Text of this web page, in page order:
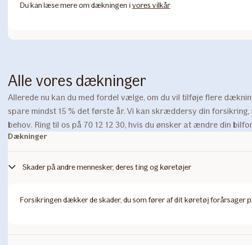
Du kan læse mere om dækningen i vores vilkår
Alle vores dækninger
Allerede nu kan du med fordel vælge, om du vil tilføje flere
spare mindst 15 % det første år. Vi kan skræddersy din
behov. Ring til os på 70 12 12 30, hvis du ønsker at ændre din
Dækninger
Skader på andre mennesker, deres ting og køretøjer
Forsikringen dækker de skader, du som fører af dit køretøj forårsager